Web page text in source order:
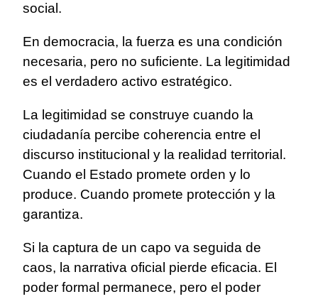
social.
En democracia, la fuerza es una condición
necesaria, pero no suficiente. La legitimidad
es el verdadero activo estratégico.
La legitimidad se construye cuando la
ciudadanía percibe coherencia entre el
discurso institucional y la realidad territorial.
Cuando el Estado promete orden y lo
produce. Cuando promete protección y la
garantiza.
Si la captura de un capo va seguida de
caos, la narrativa oficial pierde eficacia. El
poder formal permanece, pero el poder